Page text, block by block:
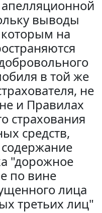
апелляционной
выводы
которым на
в той же
не
и Правилах
страхования
средств,
"дорожное
по вине
лица
третьих лиц"